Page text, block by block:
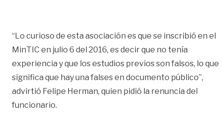
“Lo curioso de esta asociación es que se inscribió en el
MinTIC en julio 6 del 2016, es decir que no tenía
experiencia y que los estudios previos son falsos, lo que
significa que hay una falses en documento público”,
advirtió Felipe Herman, quien pidió la renuncia del
funcionario.